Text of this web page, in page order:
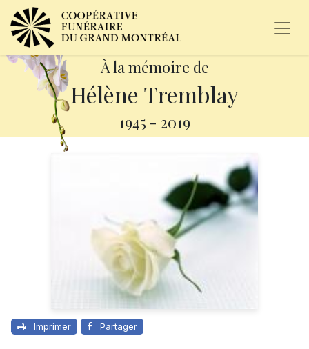
À la mémoire de
Hélène Tremblay
1945 - 2019
Imprimer Partager